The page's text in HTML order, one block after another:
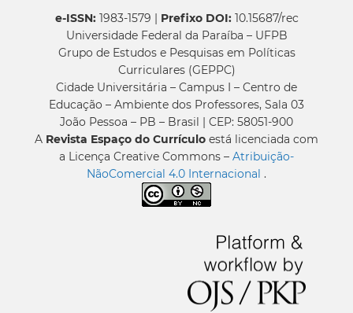
e-ISSN:1983-1579 | Prefixo DOI:10.15687/rec
Universidade Federal da Paraíba – UFPB
Grupo de Estudos e Pesquisas em Políticas
Curriculares (GEPPC)
Cidade Universitária – Campus I – Centro de
Educação – Ambiente dos Professores, Sala 03
João Pessoa – PB – Brasil | CEP: 58051-900
A Revista Espaço do Currículo está licenciada com
a Licença Creative Commons – Atribuição-
NãoComercial 4.0 Internacional .